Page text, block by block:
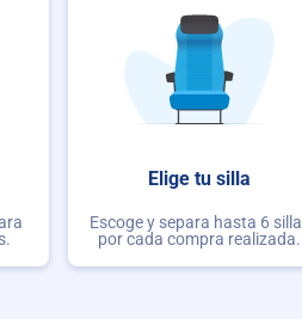
Elige tu silla
Escoge y separa hasta 6
por cada compra realizada.